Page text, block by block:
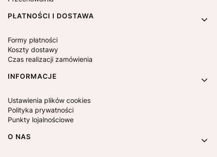
PŁATNOŚCI I DOSTAWA
Formy płatności
Koszty dostawy
Czas realizacji zamówienia
INFORMACJE
Ustawienia plików cookies
Polityka prywatności
Punkty lojalnościowe
O NAS